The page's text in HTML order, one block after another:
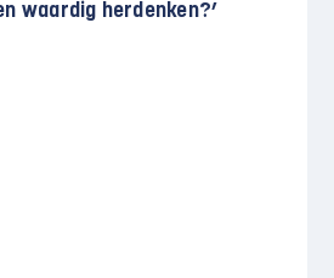
waardig herdenken?’